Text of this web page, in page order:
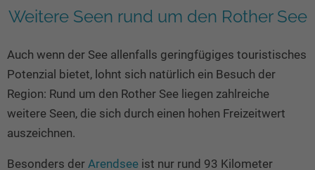
alle Länder…
Weitere Seen rund um den Rother See
Auch wenn der See allenfalls geringfügiges touristisches
Potenzial bietet, lohnt sich natürlich ein Besuch der
Region: Rund um den Rother See liegen zahlreiche
weitere Seen, die sich durch einen hohen Freizeitwert
auszeichnen.
Besonders der Arendsee ist nur rund 93 Kilometer